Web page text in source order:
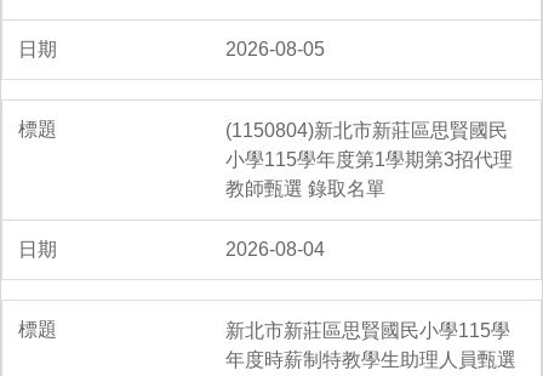
2026-08-05
(1150804)新北市新莊區思賢國民
小學115學年度第1學期第3招代理
教師甄選 錄取名單
2026-08-04
新北市新莊區思賢國民小學115學
年度時薪制特教學生助理人員甄選